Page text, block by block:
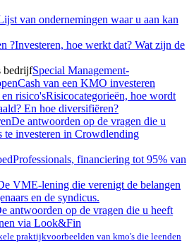
van ondernemingen waar u aan kan
?Investeren, hoe werkt dat? Wat zijn de
bedrijfSpecial Management-
Cash van een KMO investeren
risico'sRisicocategorieën, hoe wordt
En hoe diversifiëren?
De antwoorden op de vragen die u
te investeren in Crowdlending
Professionals, financiering tot 95% van
VME-lening die verenigt de belangen
en de syndicus.
antwoorden op de vragen die u heeft
via Look&Fin
praktijkvoorbeelden van kmo's die leenden